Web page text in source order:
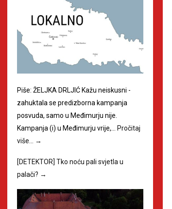
Piše: ŽELJKA DRLJIĆ Kažu neiskusni -
zahuktala se predizborna kampanja
posvuda, samo u Međimurju nije.
Kampanja (i) u Međimurju vrije,…
Pročitaj
više…
→
[DETEKTOR] Tko noću pali svjetla u
palači? →